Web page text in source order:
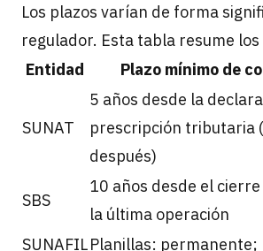
Los plazos varían de forma
regulador. Esta tabla resume
Entidad
Plazo mínimo de
SUNAT
5 años desde la
prescripción tributaria
después)
SBS
10 años desde el
la última operación
SUNAFILPlanillas: permanente;